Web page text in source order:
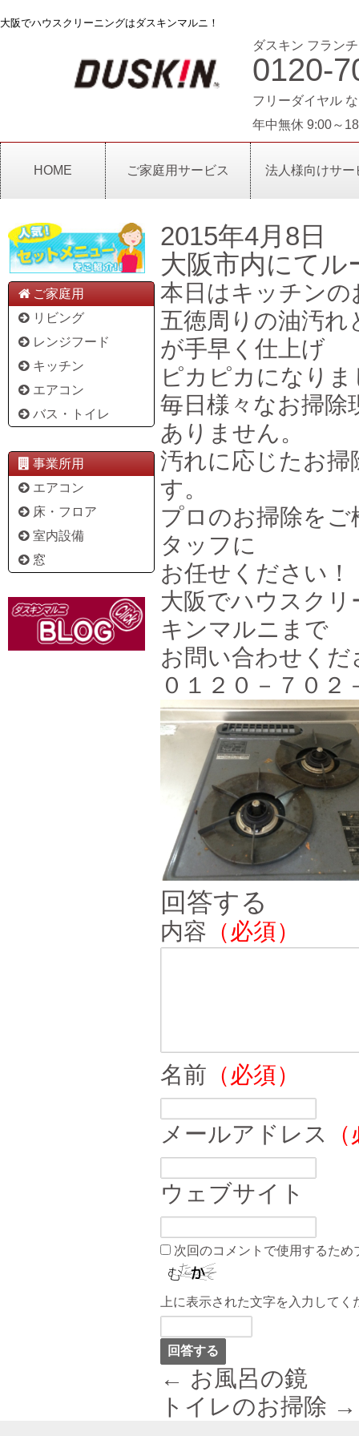
大阪でハウスクリーニングはダスキンマルニ！
ダスキン フラン
0120-
フリーダイヤル
年中無休 9:00～
HOME ご家庭用サービス 法人様向けサー
ご家庭用
リビング
レンジフード
キッチン
エアコン
バス・トイレ
事業所用
エアコン
床・フロア
室内設備
窓
2015年4月8日
大阪市内にて
本日はキッチン
五徳周りの油汚
が手早く仕上げ
ピカピカになり
毎日様々なお掃除
ありません。
汚れに応じたお
す。
プロのお掃除を
タッフに
お任せください！
大阪でハウスク
キンマルニまで
お問い合わせくだ
０１２０－７０２
回答する
内容 （必須）
名前 （必須）
メールアドレス
ウェブサイト
次回のコメントで使用するた
上に表示された文字を入力してく
← お風呂の鏡
トイレのお掃除 →